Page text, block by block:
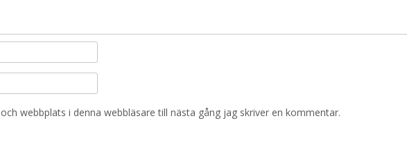
webbplats i denna webbläsare till nästa gång jag skriver en kommentar.